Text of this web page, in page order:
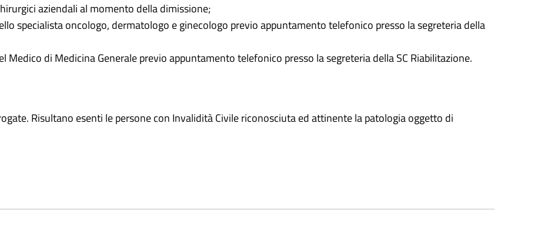
aziendali al momento della dimissione;
specialista oncologo, dermatologo e ginecologo previo appuntamento telefonico presso la segreteria della
di Medicina Generale previo appuntamento telefonico presso la segreteria della SC Riabilitazione.
Risultano esenti le persone con Invalidità Civile riconosciuta ed attinente la patologia oggetto di